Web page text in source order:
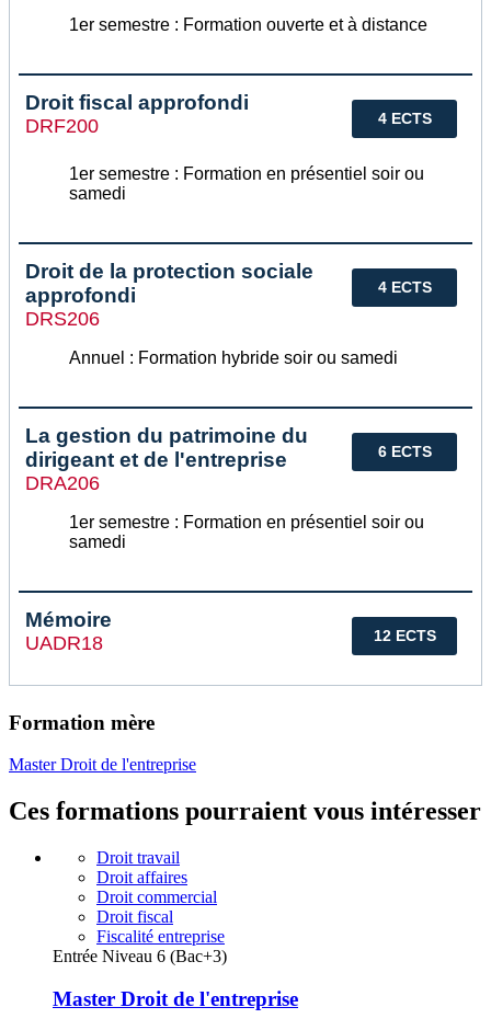
1er semestre : Formation ouverte et à distance
4 ECTS
Droit fiscal approfondi
DRF200
1er semestre : Formation en présentiel soir ou
samedi
4 ECTS
Droit de la protection sociale
approfondi
DRS206
Annuel : Formation hybride soir ou samedi
6 ECTS
La gestion du patrimoine du
dirigeant et de l'entreprise
DRA206
1er semestre : Formation en présentiel soir ou
samedi
12 ECTS
Mémoire
UADR18
Formation mère
Master Droit de l'entreprise
Ces formations pourraient vous intéresser
Droit travail
Droit affaires
Droit commercial
Droit fiscal
Fiscalité entreprise
Entrée Niveau 6 (Bac+3)
Master Droit de l'entreprise